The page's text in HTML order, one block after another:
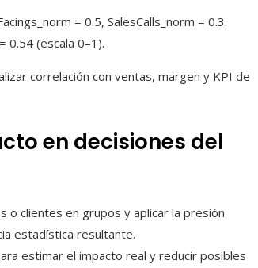
= 0.5, SalesCalls_norm = 0.3.
0.54 (escala 0–1).
correlación con ventas, margen y KPI de
en decisiones del
o clientes en grupos y aplicar la presión
estadística resultante.
estimar el impacto real y reducir posibles